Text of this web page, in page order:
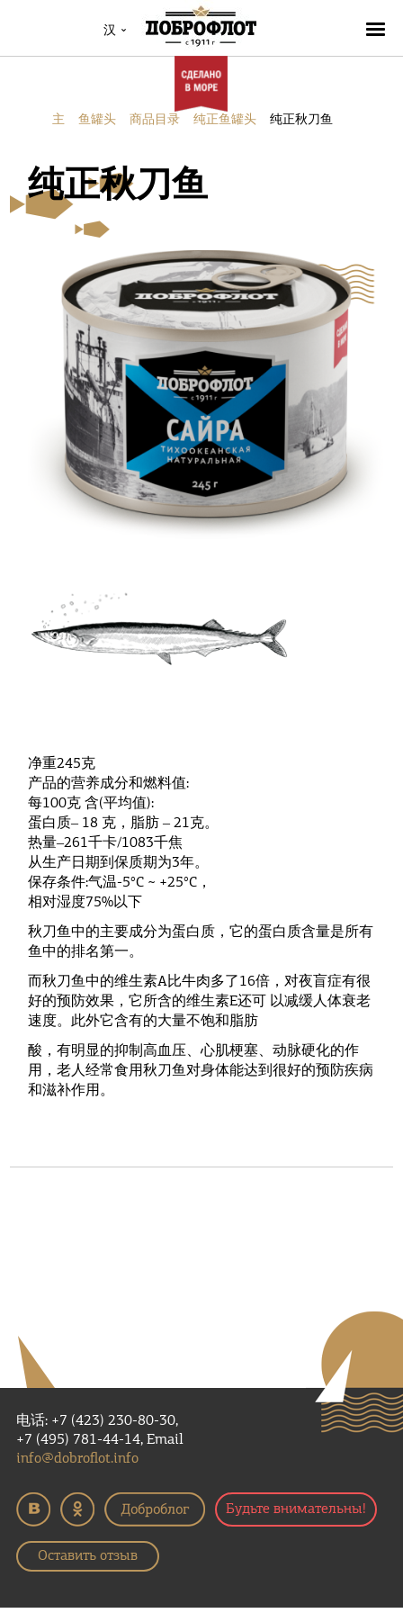
汉
主 鱼罐头 商品目录 纯正鱼罐头 纯正秋刀鱼
纯正秋刀鱼
净重245克
产品的营养成分和燃料值:
每100克 含(平均值):
蛋白质‒ 18 克，脂肪 ‒ 21克。
热量‒261千卡/1083千焦
从生产日期到保质期为3年。
保存条件:气温-5°C ~ +25°C，
相对湿度75%以下
秋刀鱼中的主要成分为蛋白质，它的蛋白质含量是所有
鱼中的排名第一。
而秋刀鱼中的维生素A比牛肉多了16倍，对夜盲症有很
好的预防效果，它所含的维生素E还可 以减缓人体衰老
速度。此外它含有的大量不饱和脂肪
酸，有明显的抑制高血压、心肌梗塞、动脉硬化的作
用，老人经常食用秋刀鱼对身体能达到很好的预防疾病
和滋补作用。
电话: +7 (423) 230-80-30,
+7 (495) 781-44-14, Email
info@dobroflot.info
Будьте внимательны!
Оставить отзыв